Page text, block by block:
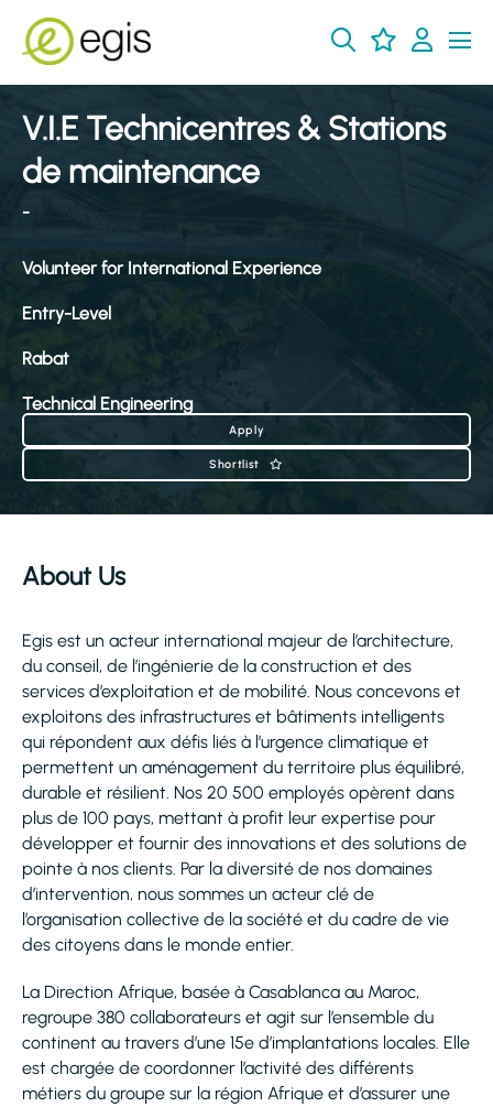
V.I.E Technicentres & Stations
de maintenance
-
Volunteer for International Experience
Entry-Level
Rabat
Technical Engineering
Apply
Shortlist
About Us
Egis est un acteur international majeur de l’architecture,
du conseil, de l’ingénierie de la construction et des
services d’exploitation et de mobilité. Nous concevons et
exploitons des infrastructures et bâtiments intelligents
qui répondent aux défis liés à l’urgence climatique et
permettent un aménagement du territoire plus équilibré,
durable et résilient. Nos 20 500 employés opèrent dans
plus de 100 pays, mettant à profit leur expertise pour
développer et fournir des innovations et des solutions de
pointe à nos clients. Par la diversité de nos domaines
d’intervention, nous sommes un acteur clé de
l’organisation collective de la société et du cadre de vie
des citoyens dans le monde entier.
La Direction Afrique, basée à Casablanca au Maroc,
regroupe 380 collaborateurs et agit sur l’ensemble du
continent au travers d’une 15e d’implantations locales. Elle
est chargée de coordonner l’activité des différents
métiers du groupe sur la région Afrique et d’assurer une